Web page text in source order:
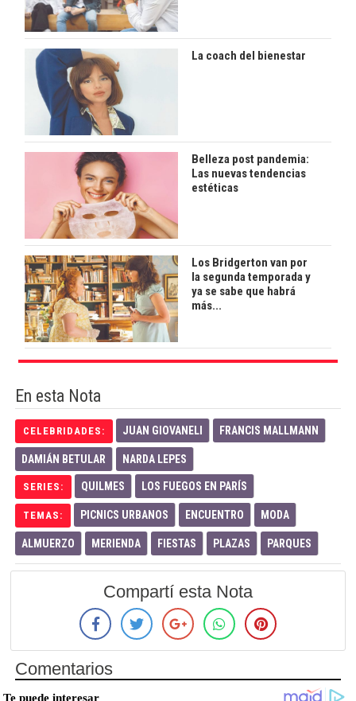
La coach del bienestar
Belleza post pandemia:
Las nuevas tendencias
estéticas
Los Bridgerton van por
la segunda temporada y
ya se sabe que habrá
más...
En esta Nota
CELEBRIDADES: JUAN GIOVANELI FRANCIS MALLMANN
DAMIÁN BETULAR NARDA LEPES
SERIES: QUILMES LOS FUEGOS EN PARÍS
TEMAS: PICNICS URBANOS ENCUENTRO MODA
ALMUERZO MERIENDA FIESTAS PLAZAS PARQUES
Compartí esta Nota
Comentarios